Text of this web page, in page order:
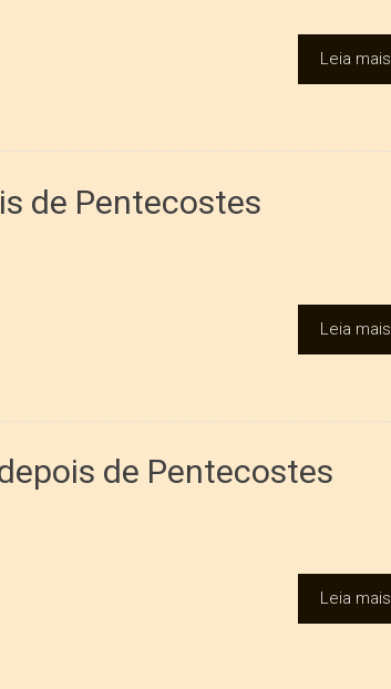
Leia mais
de Pentecostes
Leia mais
de Pentecostes
Leia mais